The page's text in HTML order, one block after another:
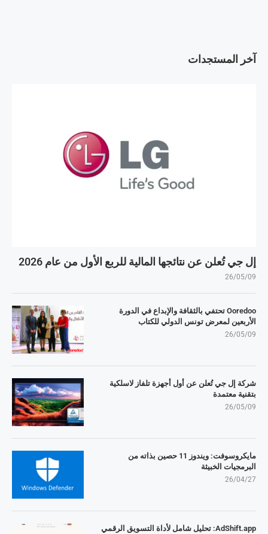
آخر المستجدات
إل جي تُعلن عن نتائجها المالية للربع الأول من عام 2026
26/05/09
Ooredoo تحتفي بالثقافة والإبداع في الدورة
الأربعين لمعرض تونس الدولي للكتاب
26/05/09
شركة إل جي تُعلن عن أول أجهزة تلفاز لاسلكية
بتقنية معتمدة
26/05/09
مايكروسوفت: ويندوز 11 حصين بذاته من
البرمجيات الخبيثة
26/04/27
AdShift.app: تحليل شامل لأداة التسويق الرقمي